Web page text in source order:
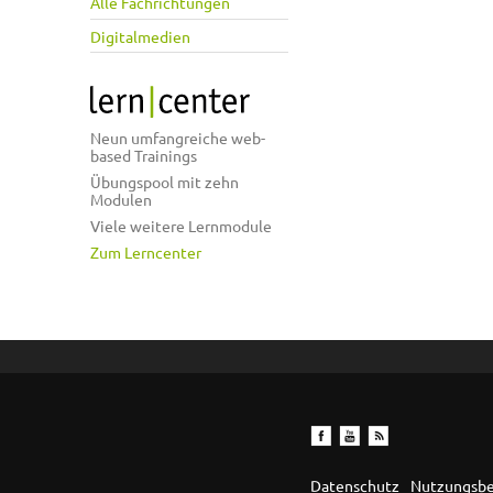
Digitalmedien
Neun umfangreiche web-
based Trainings
Übungspool mit zehn
Modulen
Viele weitere Lernmodule
Zum Lerncenter
Datenschutz